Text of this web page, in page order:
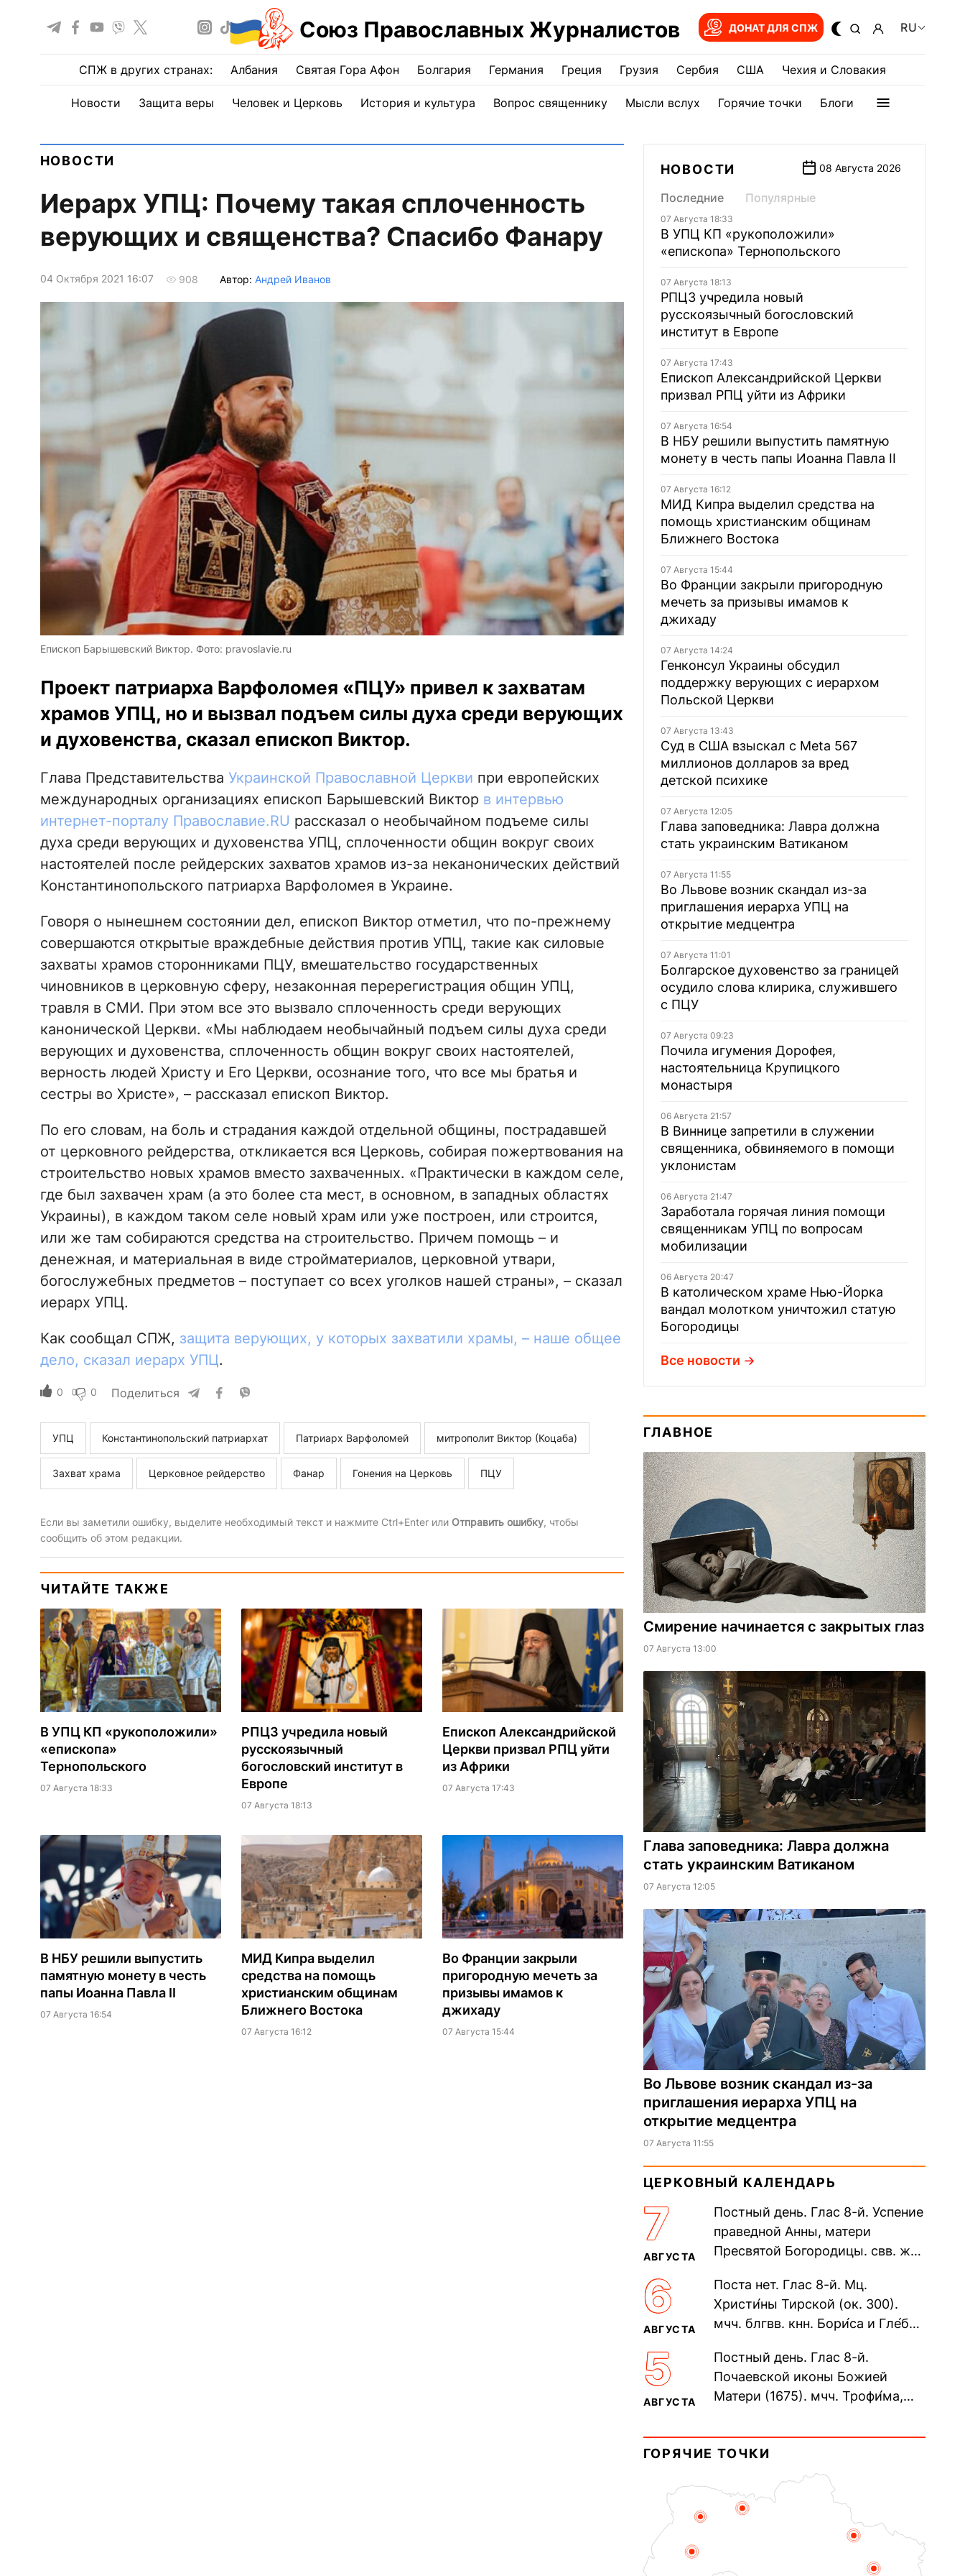
Союз Православных Журналистов ДОНАТ ДЛЯ СПЖ RU
СПЖ в других странах: Албания Святая Гора Афон Болгария Германия Греция Грузия Сербия США Чехия и Словакия
Новости Защита веры Человек и Церковь История и культура Вопрос священнику Мысли вслух Горячие точки Блоги
НОВОСТИ
Иерарх УПЦ: Почему такая сплоченность
верующих и священства? Спасибо Фанару
04 Октября 2021 16:07 908 Автор: Андрей Иванов
Епископ Барышевский Виктор. Фото: pravoslavie.ru
Проект патриарха Варфоломея «ПЦУ» привел к захватам
храмов УПЦ, но и вызвал подъем силы духа среди верующих
и духовенства, сказал епископ Виктор.
Глава Представительства Украинской Православной Церкви при европейских
международных организациях епископ Барышевский Виктор в интервью
интернет-порталу Православие.RU рассказал о необычайном подъеме силы
духа среди верующих и духовенства УПЦ, сплоченности общин вокруг своих
настоятелей после рейдерских захватов храмов из-за неканонических действий
Константинопольского патриарха Варфоломея в Украине.
Говоря о нынешнем состоянии дел, епископ Виктор отметил, что по-прежнему
совершаются открытые враждебные действия против УПЦ, такие как силовые
захваты храмов сторонниками ПЦУ, вмешательство государственных
чиновников в церковную сферу, незаконная перерегистрация общин УПЦ,
травля в СМИ. При этом все это вызвало сплоченность среди верующих
канонической Церкви. «Мы наблюдаем необычайный подъем силы духа среди
верующих и духовенства, сплоченность общин вокруг своих настоятелей,
верность людей Христу и Его Церкви, осознание того, что все мы братья и
сестры во Христе», – рассказал епископ Виктор.
По его словам, на боль и страдания каждой отдельной общины, пострадавшей
от церковного рейдерства, откликается вся Церковь, собирая пожертвования на
строительство новых храмов вместо захваченных. «Практически в каждом селе,
где был захвачен храм (а это более ста мест, в основном, в западных областях
Украины), в каждом таком селе новый храм или уже построен, или строится,
или же там собираются средства на строительство. Причем помощь – и
денежная, и материальная в виде стройматериалов, церковной утвари,
богослужебных предметов – поступает со всех уголков нашей страны», – сказал
иерарх УПЦ.
Как сообщал СПЖ, защита верующих, у которых захватили храмы, – наше общее
дело, сказал иерарх УПЦ.
0 0 Поделиться
УПЦ Константинопольский патриархат Патриарх Варфоломей митрополит Виктор (Коцаба)
Захват храма Церковное рейдерство Фанар Гонения на Церковь ПЦУ
Если вы заметили ошибку, выделите необходимый текст и нажмите Ctrl+Enter или Отправить ошибку, чтобы
сообщить об этом редакции.
ЧИТАЙТЕ ТАКЖЕ
В УПЦ КП «рукоположили»
«епископа»
Тернопольского
07 Августа 18:33
РПЦЗ учредила новый
русскоязычный
богословский институт в
Европе
07 Августа 18:13
Епископ Александрийской
Церкви призвал РПЦ уйти
из Африки
07 Августа 17:43
В НБУ решили выпустить
памятную монету в честь
папы Иоанна Павла II
07 Августа 16:54
МИД Кипра выделил
средства на помощь
христианским общинам
Ближнего Востока
07 Августа 16:12
Во Франции закрыли
пригородную мечеть за
призывы имамов к
джихаду
07 Августа 15:44
НОВОСТИ 08 Августа 2026
Последние Популярные
07 Августа 18:33
В УПЦ КП «рукоположили»
«епископа» Тернопольского
07 Августа 18:13
РПЦЗ учредила новый
русскоязычный богословский
институт в Европе
07 Августа 17:43
Епископ Александрийской Церкви
призвал РПЦ уйти из Африки
07 Августа 16:54
В НБУ решили выпустить памятную
монету в честь папы Иоанна Павла II
07 Августа 16:12
МИД Кипра выделил средства на
помощь христианским общинам
Ближнего Востока
07 Августа 15:44
Во Франции закрыли пригородную
мечеть за призывы имамов к
джихаду
07 Августа 14:24
Генконсул Украины обсудил
поддержку верующих с иерархом
Польской Церкви
07 Августа 13:43
Суд в США взыскал с Meta 567
миллионов долларов за вред
детской психике
07 Августа 12:05
Глава заповедника: Лавра должна
стать украинским Ватиканом
07 Августа 11:55
Во Львове возник скандал из-за
приглашения иерарха УПЦ на
открытие медцентра
07 Августа 11:01
Болгарское духовенство за границей
осудило слова клирика, служившего
с ПЦУ
07 Августа 09:23
Почила игумения Дорофея,
настоятельница Крупицкого
монастыря
06 Августа 21:57
В Виннице запретили в служении
священника, обвиняемого в помощи
уклонистам
06 Августа 21:47
Заработала горячая линия помощи
священникам УПЦ по вопросам
мобилизации
06 Августа 20:47
В католическом храме Нью-Йорка
вандал молотком уничтожил статую
Богородицы
Все новости
ГЛАВНОЕ
Смирение начинается с закрытых глаз
07 Августа 13:00
Глава заповедника: Лавра должна
стать украинским Ватиканом
07 Августа 12:05
Во Львове возник скандал из-за
приглашения иерарха УПЦ на
открытие медцентра
07 Августа 11:55
ЦЕРКОВНЫЙ КАЛЕНДАРЬ
7
АВГУСТА
Постный день. Глас 8-й. Успение
праведной Анны, матери
Пресвятой Богородицы. свв. жен
прп. Евпракси́и девы,...
6
АВГУСТА
Поста нет. Глас 8-й. Мц.
Христи́ны Тирской (ок. 300).
мчч. блгвв. кнн. Бори́са и Гле́ба,
Дави́да (1015). Прп....
5
АВГУСТА
Постный день. Глас 8-й.
Почаевской иконы Божией
Матери (1675). мчч. Трофи́ма,
мучеников (284–305). прав.
воина Фео́дора...
ГОРЯЧИЕ ТОЧКИ